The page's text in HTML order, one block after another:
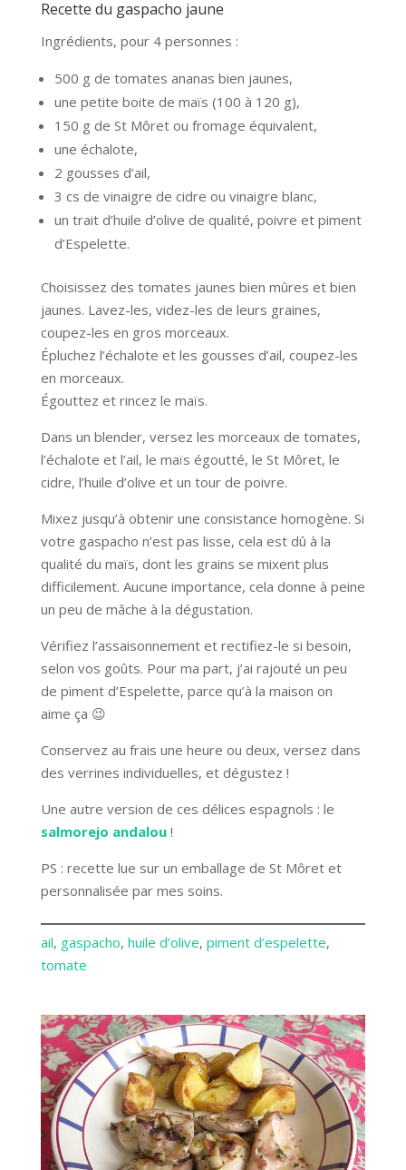
Recette du gaspacho jaune
Ingrédients, pour 4 personnes :
500 g de tomates ananas bien jaunes,
une petite boite de maïs (100 à 120 g),
150 g de St Môret ou fromage équivalent,
une échalote,
2 gousses d’ail,
3 cs de vinaigre de cidre ou vinaigre blanc,
un trait d’huile d’olive de qualité, poivre et piment
d’Espelette.
Choisissez des tomates jaunes bien mûres et bien
jaunes. Lavez-les, videz-les de leurs graines,
coupez-les en gros morceaux.
Épluchez l’échalote et les gousses d’ail, coupez-les
en morceaux.
Égouttez et rincez le maïs.
Dans un blender, versez les morceaux de tomates,
l’échalote et l’ail, le maïs égoutté, le St Môret, le
cidre, l’huile d’olive et un tour de poivre.
Mixez jusqu’à obtenir une consistance homogène. Si
votre gaspacho n’est pas lisse, cela est dû à la
qualité du maïs, dont les grains se mixent plus
difficilement. Aucune importance, cela donne à peine
un peu de mâche à la dégustation.
Vérifiez l’assaisonnement et rectifiez-le si besoin,
selon vos goûts. Pour ma part, j’ai rajouté un peu
de piment d’Espelette, parce qu’à la maison on
aime ça 😉
Conservez au frais une heure ou deux, versez dans
des verrines individuelles, et dégustez !
Une autre version de ces délices espagnols : le
salmorejo andalou!
PS : recette lue sur un emballage de St Môret et
personnalisée par mes soins.
ail, gaspacho, huile d’olive, piment d’espelette
tomate